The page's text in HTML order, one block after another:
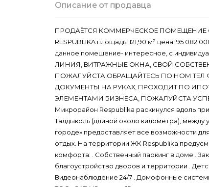
Описание от продавца
ПРОДАЁТСЯ КОММЕРЧЕСКОЕ ПОМЕЩЕНИЕ
RESPUBLIKA площадь: 121,90 м² цена: 95 082
данное помещение- интересное, с
ЛИНИЯ, ВИТРАЖНЫЕ ОКНА, СВОЙ
ПОЖАЛУЙСТА ОБРАЩАЙТЕСЬ ПО НОМ
ДОКУМЕНТЫ НА РУКАХ, ПРОХОДИТ ПО
ЭЛЕМЕНТАМИ БИЗНЕСА, ПОЖАЛУЙСТА
Микрорайон Respublika раскинулся вдоль
Талдыколь (длиной около километра), между
городе» предоставляет все возможности
отдых. На территории ЖК Respublika
комфорта: . Собственный паркинг в доме .
благоустройство дворов и территории .
Видеонаблюдение 24/7 . Домофонные